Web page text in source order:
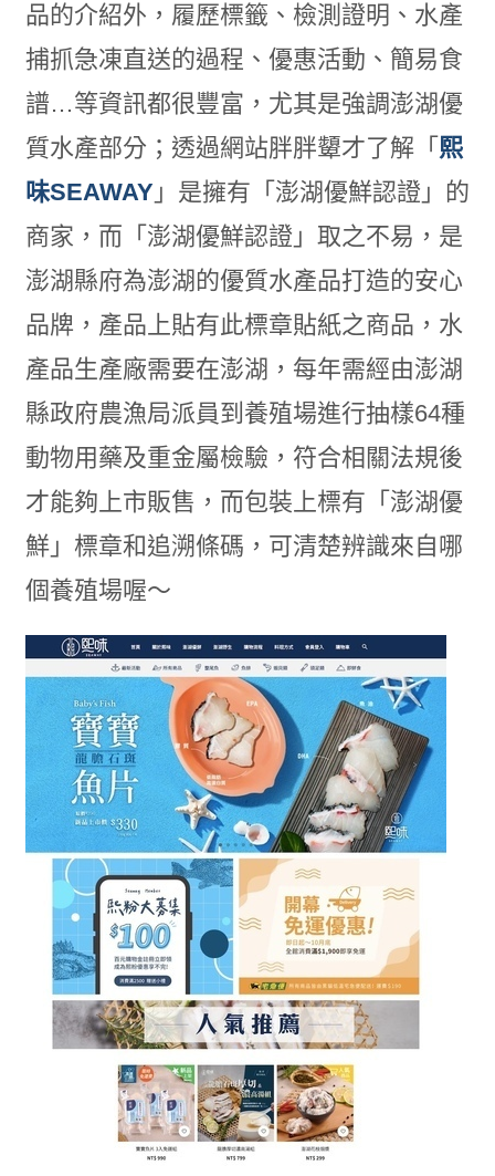
品的介紹外，履歷標籤、檢測證明、水產
捕抓急凍直送的過程、優惠活動、簡易食
譜…等資訊都很豐富，尤其是強調澎湖優
質水產部分；透過網站胖胖顰才了解「 熙
味SEAWAY 」是擁有「澎湖優鮮認證」的
商家，而「澎湖優鮮認證」取之不易，是
澎湖縣府為澎湖的優質水產品打造的安心
品牌，產品上貼有此標章貼紙之商品，水
產品生產廠需要在澎湖，每年需經由澎湖
縣政府農漁局派員到養殖場進行抽樣64種
動物用藥及重金屬檢驗，符合相關法規後
才能夠上市販售，而包裝上標有「澎湖優
鮮」標章和追溯條碼，可清楚辨識來自哪
個養殖場喔～